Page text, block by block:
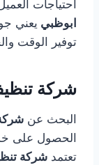
احتياجات
ابوظبي يعني
توفير الوقت
شركة
البحث عن
الحصول على
تعتمد شركة